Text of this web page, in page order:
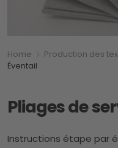
Breadcrumb
Vous êtes ici:
Home Production des
Éventail
Pliages de
Instructions étape par